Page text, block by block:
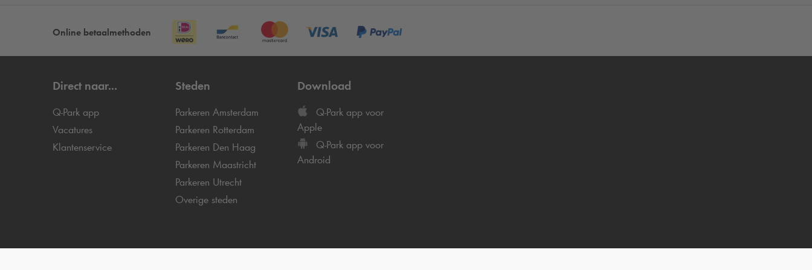
Online betaalmethoden
Direct naar...
Q-Park app
Vacatures
Klantenservice
Steden
Parkeren Amsterdam
Parkeren Rotterdam
Parkeren Den Haag
Parkeren Maastricht
Parkeren Utrecht
Overige steden
Download
Q-Park app voor
Apple
Q-Park app voor
Android